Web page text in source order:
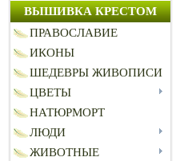
ВЫШИВКА КРЕСТОМ
ПРАВОСЛАВИЕ
ИКОНЫ
ШЕДЕВРЫ ЖИВОПИСИ
ЦВЕТЫ
НАТЮРМОРТ
ЛЮДИ
ЖИВОТНЫЕ